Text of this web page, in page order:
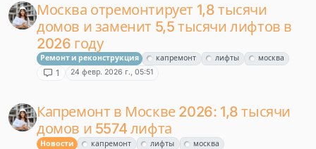
Москва отремонтирует 1,8 тысячи
домов и заменит 5,5 тысячи лифтов в
2026 году
Ремонт и реконструкция капремонт лифты москва
1 24 февр. 2026 г., 05:51
Капремонт в Москве 2026: 1,8 тысячи
домов и 5574 лифта
Новости капремонт лифты москва